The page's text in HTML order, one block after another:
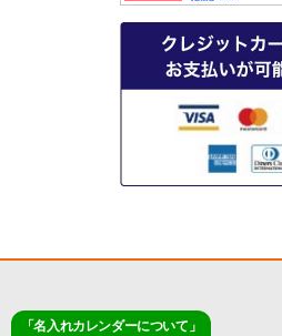
「名入れカレンダーについて」